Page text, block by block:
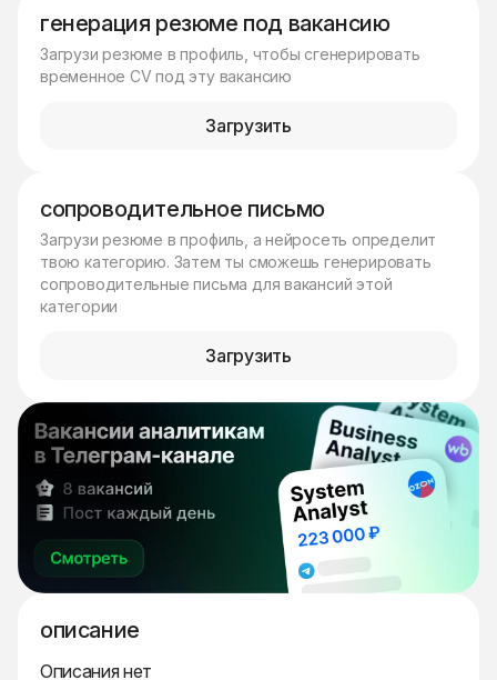
генерация резюме под вакансию
Загрузи резюме в профиль, чтобы сгенерировать
временное CV под эту вакансию
Загрузить
сопроводительное письмо
Загрузи резюме в профиль, а нейросеть определит
твою категорию. Затем ты сможешь генерировать
сопроводительные письма для вакансий этой
категории
Загрузить
описание
Описания нет